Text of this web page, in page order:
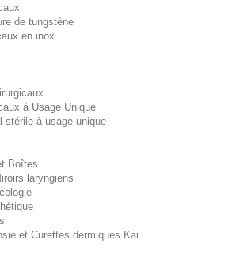
de tungstène
en inox
à Usage Unique
stérile à usage unique
Boîtes
laryngiens
et Curettes dermiques Kai